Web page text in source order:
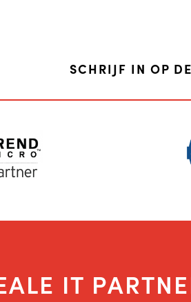
SCHRIJF IN OP
IT